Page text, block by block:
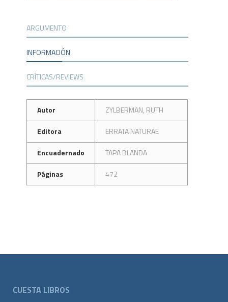
ARGUMENTO
INFORMACIÓN
CRÍTICAS/REVIEWS
Autor
ZYLBERMAN, RUTH
Editora
ERRATA NATURAE
Encuadernado
TAPA BLANDA
Páginas
472
CUESTA LIBROS